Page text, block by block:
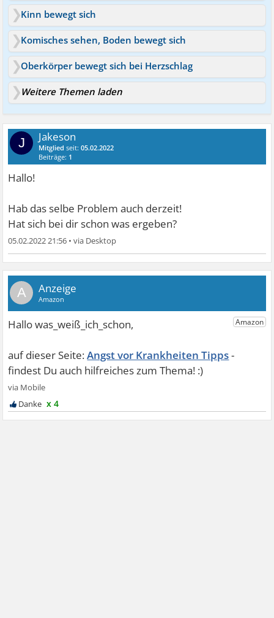
Kinn bewegt sich
Komisches sehen, Boden bewegt sich
Oberkörper bewegt sich bei Herzschlag
Weitere Themen laden
J Jakeson
Mitglied seit:05.02.2022
Beiträge: 1
Hallo!
Hab das selbe Problem auch derzeit!
Hat sich bei dir schon was ergeben?
05.02.2022 21:56 •
A
Angst vor Krankheiten Tipps
x 4